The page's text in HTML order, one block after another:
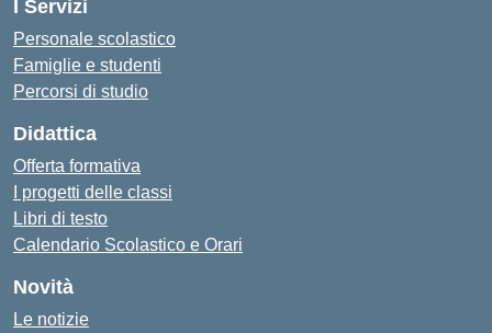
I Servizi
Personale scolastico
Famiglie e studenti
Percorsi di studio
Didattica
Offerta formativa
I progetti delle classi
Libri di testo
Calendario Scolastico e Orari
Novità
Le notizie